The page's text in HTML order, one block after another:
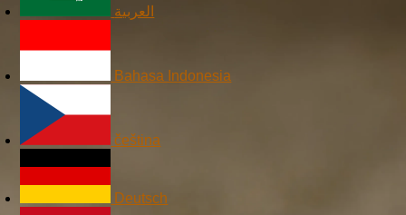
العربية
Bahasa Indonesia
čeština
Deutsch